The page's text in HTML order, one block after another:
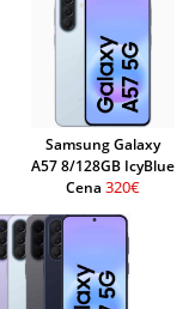
Samsung Galaxy
A57 8/128GB IcyBlue
Cena 320€